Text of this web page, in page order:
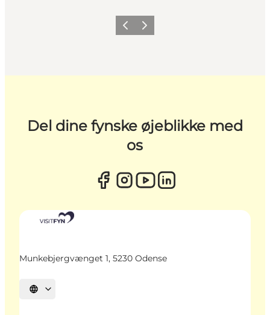
ForrigeNæste
Del dine fynske øjeblikke med
os
Munkebjergvænget 1, 5230 Odense
Vælg sprog